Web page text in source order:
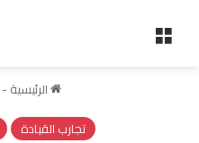
الرئيسية -
تجارب القيادة